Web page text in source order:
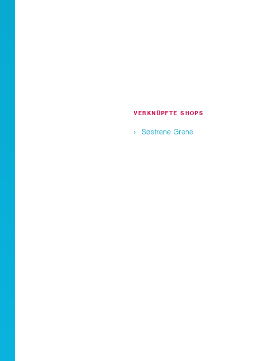
VERKNÜPFTE SHOPS
Søstrene Grene